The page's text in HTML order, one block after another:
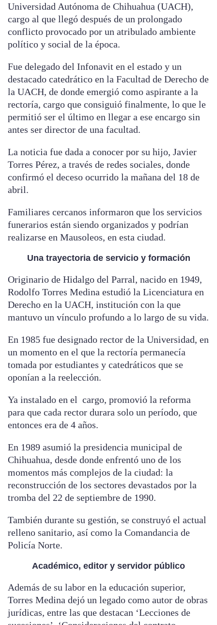
Universidad Autónoma de Chihuahua (UACH),
cargo al que llegó después de un prolongado
conflicto provocado por un atribulado ambiente
político y social de la época.
Fue delegado del Infonavit en el estado y un
destacado catedrático en la Facultad de Derecho de
la UACH, de donde emergió como aspirante a la
rectoría, cargo que consiguió finalmente, lo que le
permitió ser el último en llegar a ese encargo sin
antes ser director de una facultad.
La noticia fue dada a conocer por su hijo, Javier
Torres Pérez, a través de redes sociales, donde
confirmó el deceso ocurrido la mañana del 18 de
abril.
Familiares cercanos informaron que los servicios
funerarios están siendo organizados y podrían
realizarse en Mausoleos, en esta ciudad.
Una trayectoria de servicio y formación
Originario de Hidalgo del Parral, nacido en 1949,
Rodolfo Torres Medina estudió la Licenciatura en
Derecho en la UACH, institución con la que
mantuvo un vínculo profundo a lo largo de su vida.
En 1985 fue designado rector de la Universidad, en
un momento en el que la rectoría permanecía
tomada por estudiantes y catedráticos que se
oponían a la reelección.
Ya instalado en el cargo, promovió la reforma
para que cada rector durara solo un período, que
entonces era de 4 años.
En 1989 asumió la presidencia municipal de
Chihuahua, desde donde enfrentó uno de los
momentos más complejos de la ciudad: la
reconstrucción de los sectores devastados por la
tromba del 22 de septiembre de 1990.
También durante su gestión, se construyó el actual
relleno sanitario, así como la Comandancia de
Policía Norte.
Académico, editor y servidor público
Además de su labor en la educación superior,
Torres Medina dejó un legado como autor de obras
jurídicas, entre las que destacan ‘Lecciones de